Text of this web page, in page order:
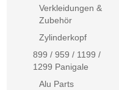
Verkleidungen &
Zubehör
Zylinderkopf
899 / 959 / 1199 /
1299 Panigale
Alu Parts